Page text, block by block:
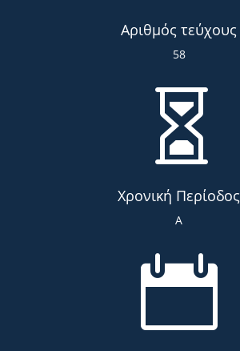
Αριθμός τεύχους
58

Χρονική Περίοδος
Α
